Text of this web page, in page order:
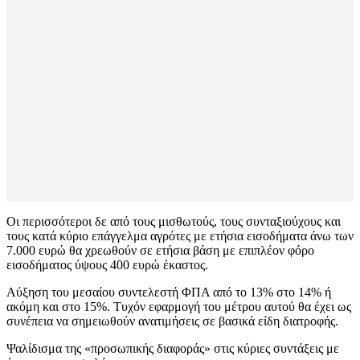
Οι περισσότεροι δε από τους μισθωτούς, τους συνταξιούχους και
τους κατά κύριο επάγγελμα αγρότες με ετήσια εισοδήματα άνω των
7.000 ευρώ θα χρεωθούν σε ετήσια βάση με επιπλέον φόρο
εισοδήματος ύψους 400 ευρώ έκαστος.
Αύξηση του μεσαίου συντελεστή ΦΠΑ από το 13% στο 14% ή
ακόμη και στο 15%. Τυχόν εφαρμογή του μέτρου αυτού θα έχει ως
συνέπεια να σημειωθούν ανατιμήσεις σε βασικά είδη διατροφής.
Ψαλίδισμα της «προσωπικής διαφοράς» στις κύριες συντάξεις με